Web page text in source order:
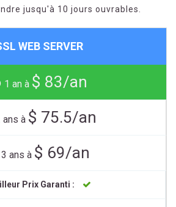
jusqu'à 10 jours ouvrables.
WEB SERVER
1 an à $ 83/an
ans à $ 75.5/an
3 ans à $ 69/an
Prix Garanti :